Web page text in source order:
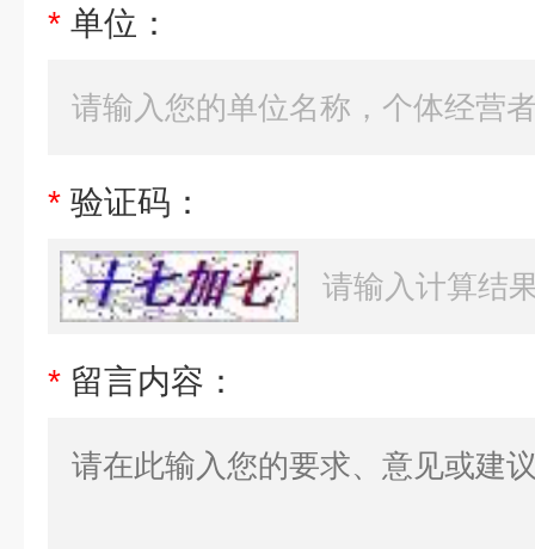
* 单位：
* 验证码：
* 留言内容：